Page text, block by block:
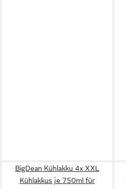
BigDean Kühlakku 4x XXL
Kühlakkus je 750ml für